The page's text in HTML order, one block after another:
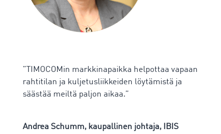
”TIMOCOMin markkinapaikka helpottaa vapaan
rahtitilan ja kuljetusliikkeiden löytämistä ja
säästää meiltä paljon aikaa.”
Andrea Schumm, kaupallinen johtaja, IBIS